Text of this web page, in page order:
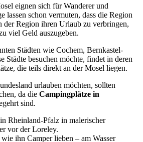
eignen sich für Wanderer und
lassen schon vermuten, dass die Region
der Region ihren Urlaub zu verbringen,
viel Geld auszugeben.
Städten wie Cochem, Bernkastel-
Städte besuchen möchte, findet in deren
die teils direkt an der Mosel liegen.
urlauben möchten, sollten
da die Campingplätze in
sind.
ihn Camper lieben – am Wasser